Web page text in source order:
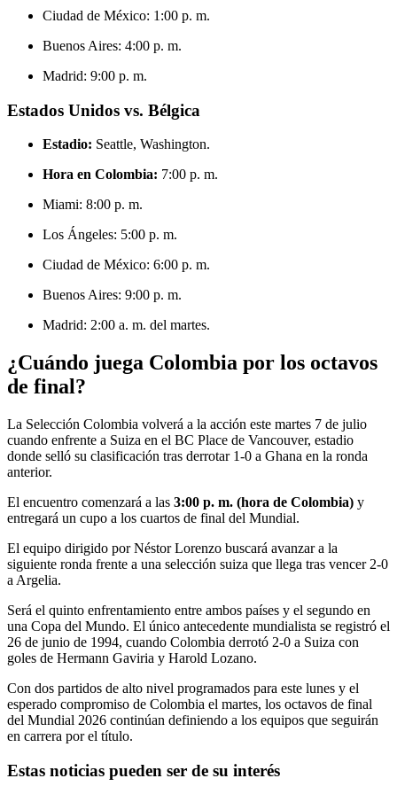
Ciudad de México: 1:00 p. m.
Buenos Aires: 4:00 p. m.
Madrid: 9:00 p. m.
Estados Unidos vs. Bélgica
Estadio: Seattle, Washington.
Hora en Colombia: 7:00 p. m.
Miami: 8:00 p. m.
Los Ángeles: 5:00 p. m.
Ciudad de México: 6:00 p. m.
Buenos Aires: 9:00 p. m.
Madrid: 2:00 a. m. del martes.
¿Cuándo juega Colombia por los octavos
de final?
La Selección Colombia volverá a la acción este martes 7 de julio
cuando enfrente a Suiza en el BC Place de Vancouver, estadio
donde selló su clasificación tras derrotar 1-0 a Ghana en la ronda
anterior.
El encuentro comenzará a las 3:00 p. m. (hora de Colombia) y
entregará un cupo a los cuartos de final del Mundial.
El equipo dirigido por Néstor Lorenzo buscará avanzar a la
siguiente ronda frente a una selección suiza que llega tras vencer 2-0
a Argelia.
Será el quinto enfrentamiento entre ambos países y el segundo en
una Copa del Mundo. El único antecedente mundialista se registró el
26 de junio de 1994, cuando Colombia derrotó 2-0 a Suiza con
goles de Hermann Gaviria y Harold Lozano.
Con dos partidos de alto nivel programados para este lunes y el
esperado compromiso de Colombia el martes, los octavos de final
del Mundial 2026 continúan definiendo a los equipos que seguirán
en carrera por el título.
Estas noticias pueden ser de su interés